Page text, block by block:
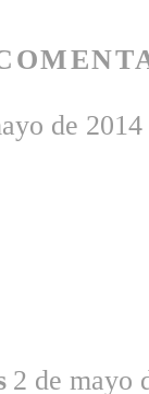
de
2 de mayo